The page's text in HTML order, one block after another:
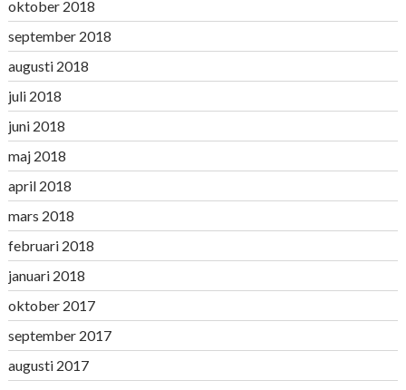
oktober 2018
september 2018
augusti 2018
juli 2018
juni 2018
maj 2018
april 2018
mars 2018
februari 2018
januari 2018
oktober 2017
september 2017
augusti 2017